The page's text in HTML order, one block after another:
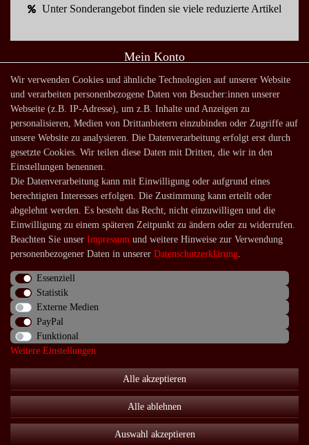
Unter Sonderangebot finden sie viele reduzierte Artikel
Mein Konto
Warenkorb
Zur Kasse
Mein Konto
Registrieren
Shop
Lagerverkauf
Zahlungsarten
Versandarten und -kosten
Lieferung in die Schweiz
Häufige Fragen
Impressum Daten­schutz­erklärung AGB
Wir verwenden Cookies und ähnliche Technologien auf unserer Website
und verarbeiten personenbezogene Daten von Besucher:innen unserer
Webseite (z.B. IP-Adresse), um z.B. Inhalte und Anzeigen zu
personalisieren, Medien von Drittanbietern einzubinden oder Zugriffe auf
unsere Website zu analysieren. Die Datenverarbeitung erfolgt erst durch
gesetzte Cookies. Wir teilen diese Daten mit Dritten, die wir in den
Einstellungen benennen.
Die Datenverarbeitung kann mit Einwilligung oder aufgrund eines
berechtigten Interesses erfolgen. Die Zustimmung kann erteilt oder
abgelehnt werden. Es besteht das Recht, nicht einzuwilligen und die
Einwilligung zu einem späteren Zeitpunkt zu ändern oder zu widerrufen.
Beachten Sie unser Impressum und weitere Hinweise zur Verwendung
personenbezogener Daten in unserer Daten­schutz­erklärung.
Essenziell
Statistik
Externe Medien
PayPal
Funktional
Weitere Einstellungen
Alle akzeptieren
Alle ablehnen
Auswahl akzeptieren